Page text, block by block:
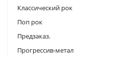
Классический рок
Поп рок
Предзаказ.
Прогрессив-метал